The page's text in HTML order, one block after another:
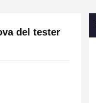
del tester